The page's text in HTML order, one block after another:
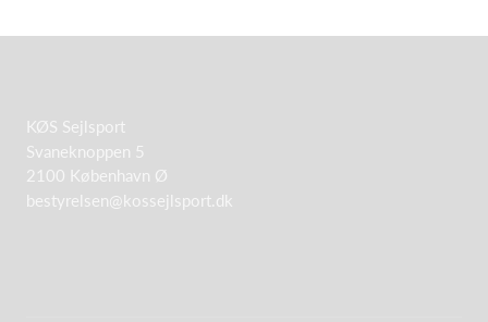
KØS Sejlsport
Svaneknoppen 5
2100 København Ø
bestyrelsen@kossejlsport.dk